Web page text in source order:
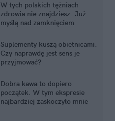
W tych polskich tężniach
zdrowia nie znajdziesz. Już
myślą nad zamknięciem
Suplementy kuszą obietnicami.
Czy naprawdę jest sens je
przyjmować?
Dobra kawa to dopiero
początek. W tym ekspresie
najbardziej zaskoczyło mnie